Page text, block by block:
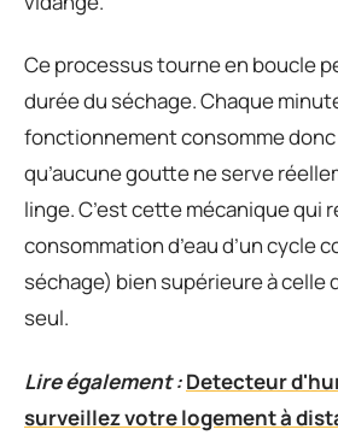
Ce processus tourne en boucle
durée du séchage. Chaque
fonctionnement consomme donc
qu’aucune goutte ne serve
linge. C’est cette mécanique qui
consommation d’eau d’un cycle
séchage) bien supérieure à celle
seul.
Lire également :Detecteur
surveillez votre logement à